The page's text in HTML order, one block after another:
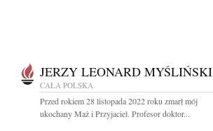
JERZY LEONARD MYŚLIŃSKI
CAŁA POLSKA
Przed rokiem 28 listopada 2022 roku zmarł mój
ukochany Maż i Przyjaciel. Profesor doktor...